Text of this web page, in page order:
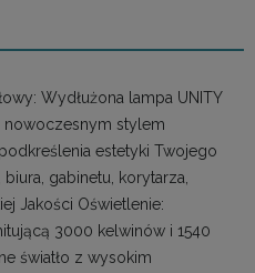
Wydłużona lampa UNITY
nowoczesnym stylem
estetyki Twojego
gabinetu, korytarza,
Jakości Oświetlenie:
3000 kelwinów i 1540
światło z wysokim